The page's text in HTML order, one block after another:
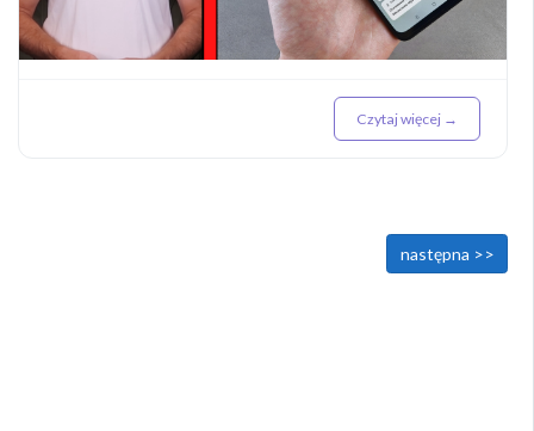
Czytaj więcej →
następna >>